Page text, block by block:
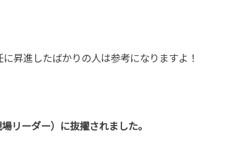
に昇進したばかりの人は参考になりますよ！
リーダー）に抜擢されました。